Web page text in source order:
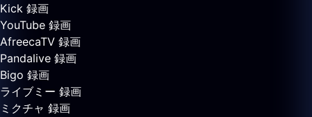
Kick 録画
YouTube 録画
AfreecaTV 録画
Pandalive 録画
Bigo 録画
ライブミー 録画
ミクチャ 録画